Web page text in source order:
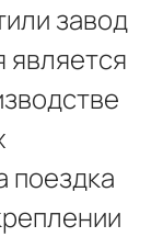
завод
является
поездка